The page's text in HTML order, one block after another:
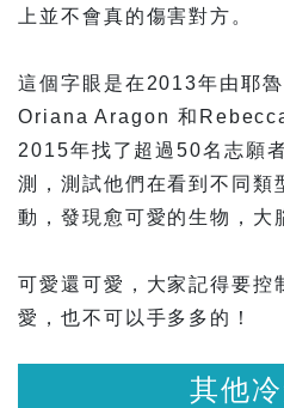
上並不會真的傷害對方。
這個字眼是在2013年由耶
Oriana Aragon 和
2015年找了超過50名志願
測，測試他們在看到不同類
動，發現愈可愛的生物，大
可愛還可愛，大家記得要控
愛，也不可以手多多的！